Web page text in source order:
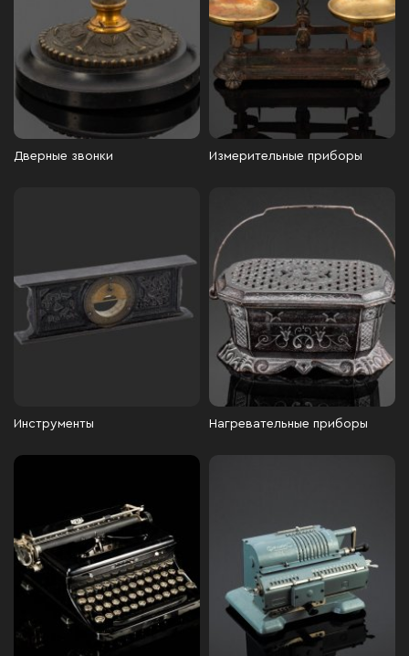
Дверные звонки Измерительные приборы
Инструменты Нагревательные приборы